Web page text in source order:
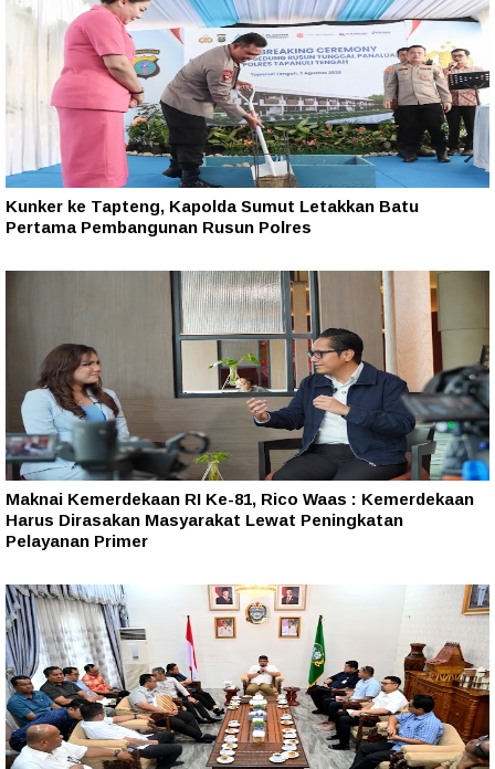
Kunker ke Tapteng, Kapolda Sumut Letakkan Batu
Pertama Pembangunan Rusun Polres
Maknai Kemerdekaan RI Ke-81, Rico Waas : Kemerdekaan
Harus Dirasakan Masyarakat Lewat Peningkatan
Pelayanan Primer